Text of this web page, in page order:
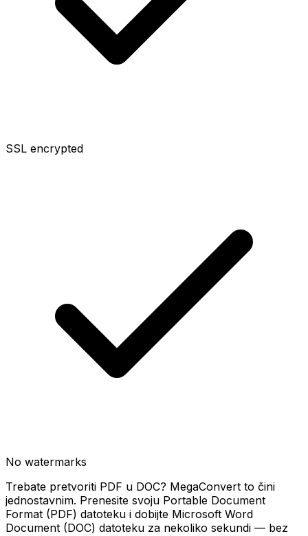
SSL encrypted
No watermarks
Trebate pretvoriti PDF u DOC? MegaConvert to čini
jednostavnim. Prenesite svoju Portable Document
Format (PDF) datoteku i dobijte Microsoft Word
Document (DOC) datoteku za nekoliko sekundi — bez